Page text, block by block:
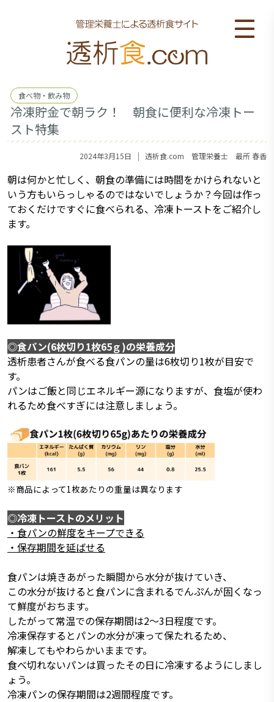
食べ物・飲み物
冷凍貯金で朝ラク！ 朝食に便利な冷凍トー
スト特集
2024年3月15日 ｜ 透析食.com 管理栄養士 最所 春香
朝は何かと忙しく、朝食の準備には時間をかけられないと
いう方もいらっしゃるのではないでしょうか？今回は作っ
ておくだけですぐに食べられる、冷凍トーストをご紹介し
ます。
◎食パン(6枚切り1枚65ｇ)の栄養成分
透析患者さんが食べる食パンの量は6枚切り1枚が目安で
す。
パンはご飯と同じエネルギー源になりますが、食塩が使わ
れるため食べすぎには注意しましょう。
※商品によって1枚あたりの重量は異なります
◎冷凍トーストのメリット
・食パンの鮮度をキープできる
・保存期間を延ばせる
食パンは焼きあがった瞬間から水分が抜けていき、
この水分が抜けると食パンに含まれるでんぷんが固くなっ
て鮮度がおちます。
したがって常温での保存期間は2～3日程度です。
冷凍保存するとパンの水分が凍って保たれるため、
解凍してもやわらかいままです。
食べ切れないパンは買ったその日に冷凍するようにしまし
ょう。
冷凍パンの保存期間は2週間程度です。